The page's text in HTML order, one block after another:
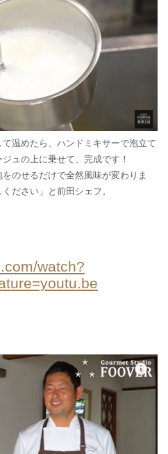
温めたら、ハンドミキサーで泡立て
ュの上に乗せて、完成です！
のせるだけで全然風味が変わりま
ださい」と前田シェフ。
watch?